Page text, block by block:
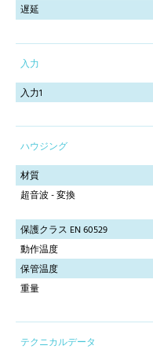
遅延
入力
入力1
ハウジング
材質
超音波 - 変換
保護クラス EN 60529
動作温度
保管温度
重量
テクニカルデータ